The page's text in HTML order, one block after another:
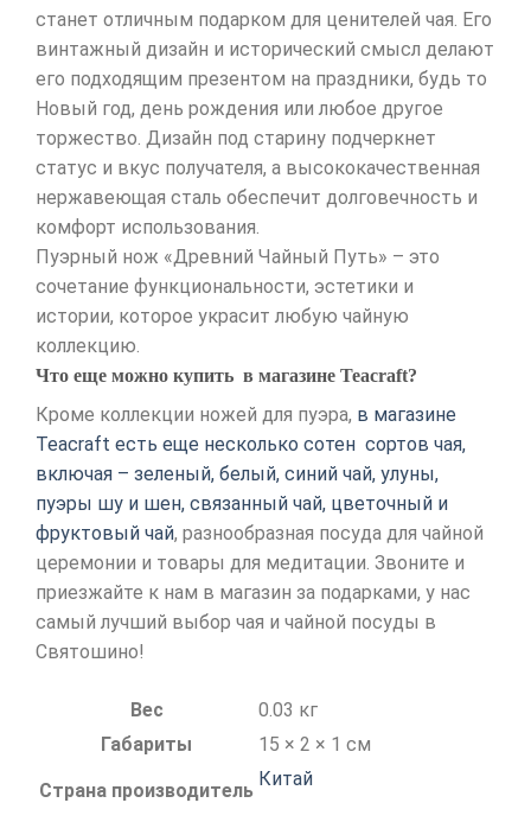
станет отличным подарком для ценителей чая. Его
винтажный дизайн и исторический смысл делают
его подходящим презентом на праздники, будь то
Новый год, день рождения или любое другое
торжество. Дизайн под старину подчеркнет
статус и вкус получателя, а высококачественная
нержавеющая сталь обеспечит долговечность и
комфорт использования.
Пуэрный нож «Древний Чайный Путь» – это
сочетание функциональности, эстетики и
истории, которое украсит любую чайную
коллекцию.
Что еще можно купить в магазине Teacraft?
Кроме коллекции ножей для пуэра, в магазине
Teacraft есть еще несколько сотен сортов чая,
включая – зеленый, белый, синий чай, улуны,
пуэры шу и шен, связанный чай, цветочный и
фруктовый чай, разнообразная посуда для чайной
церемонии и товары для медитации. Звоните и
приезжайте к нам в магазин за подарками, у нас
самый лучший выбор чая и чайной посуды в
Святошино!
Вес
0.03 кг
Габариты
15 × 2 × 1 см
Страна производитель
Китай